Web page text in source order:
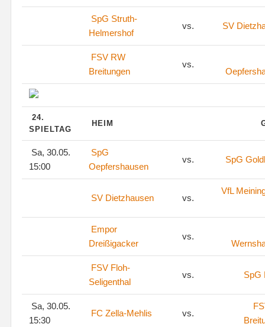
SpG Struth-
Helmershof
vs. SV
FSV RW
Breitungen
vs.
24.
SPIELTAG
HEIM
Sa, 30.05.
15:00
SpG
Oepfershausen
vs. SpG
SV Dietzhausen vs.
VfL
Empor
Dreißigacker
vs.
FSV Floh-
Seligenthal
vs. SpG
Sa, 30.05.
15:30
FC Zella-Mehlis vs.